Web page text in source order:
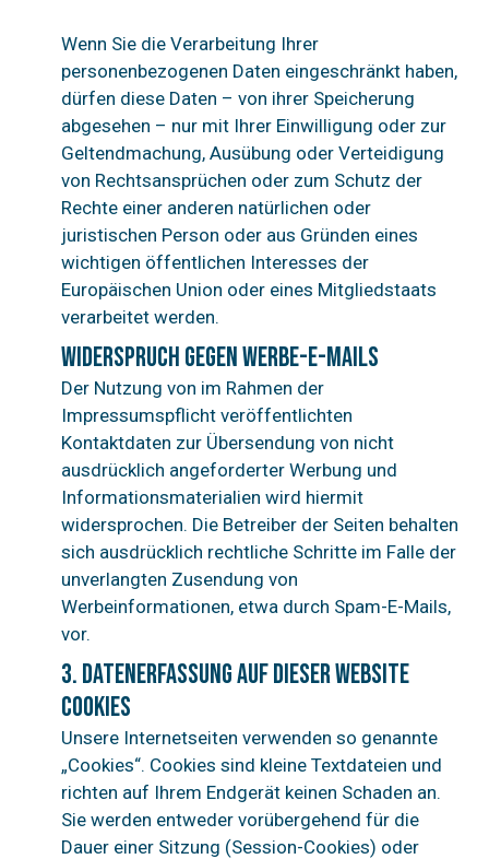
Wenn Sie die Verarbeitung Ihrer
personenbezogenen Daten eingeschränkt haben,
dürfen diese Daten – von ihrer Speicherung
abgesehen – nur mit Ihrer Einwilligung oder zur
Geltendmachung, Ausübung oder Verteidigung
von Rechtsansprüchen oder zum Schutz der
Rechte einer anderen natürlichen oder
juristischen Person oder aus Gründen eines
wichtigen öffentlichen Interesses der
Europäischen Union oder eines Mitgliedstaats
verarbeitet werden.
Widerspruch gegen Werbe-E-Mails
Der Nutzung von im Rahmen der
Impressumspflicht veröffentlichten
Kontaktdaten zur Übersendung von nicht
ausdrücklich angeforderter Werbung und
Informationsmaterialien wird hiermit
widersprochen. Die Betreiber der Seiten behalten
sich ausdrücklich rechtliche Schritte im Falle der
unverlangten Zusendung von
Werbeinformationen, etwa durch Spam-E-Mails,
vor.
3. Datenerfassung auf dieser Website
Cookies
Unsere Internetseiten verwenden so genannte
„Cookies“. Cookies sind kleine Textdateien und
richten auf Ihrem Endgerät keinen Schaden an.
Sie werden entweder vorübergehend für die
Dauer einer Sitzung (Session-Cookies) oder